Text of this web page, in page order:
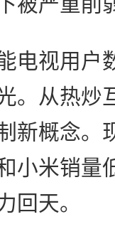
电视用户
。从热炒
新概念。
小米销量
回天。